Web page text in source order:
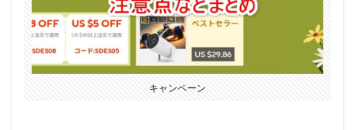
キャンペーン